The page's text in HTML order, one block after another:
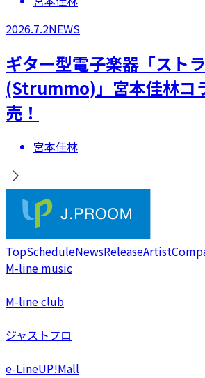
2026.7.2NEWS
ギター型電子楽器「スト
(Strummo)」宮本佳林コ
売！
宮本佳林
TopScheduleNewsReleaseArtist
M-line music
M-line club
ジャストプロ
e-LineUP!Mall